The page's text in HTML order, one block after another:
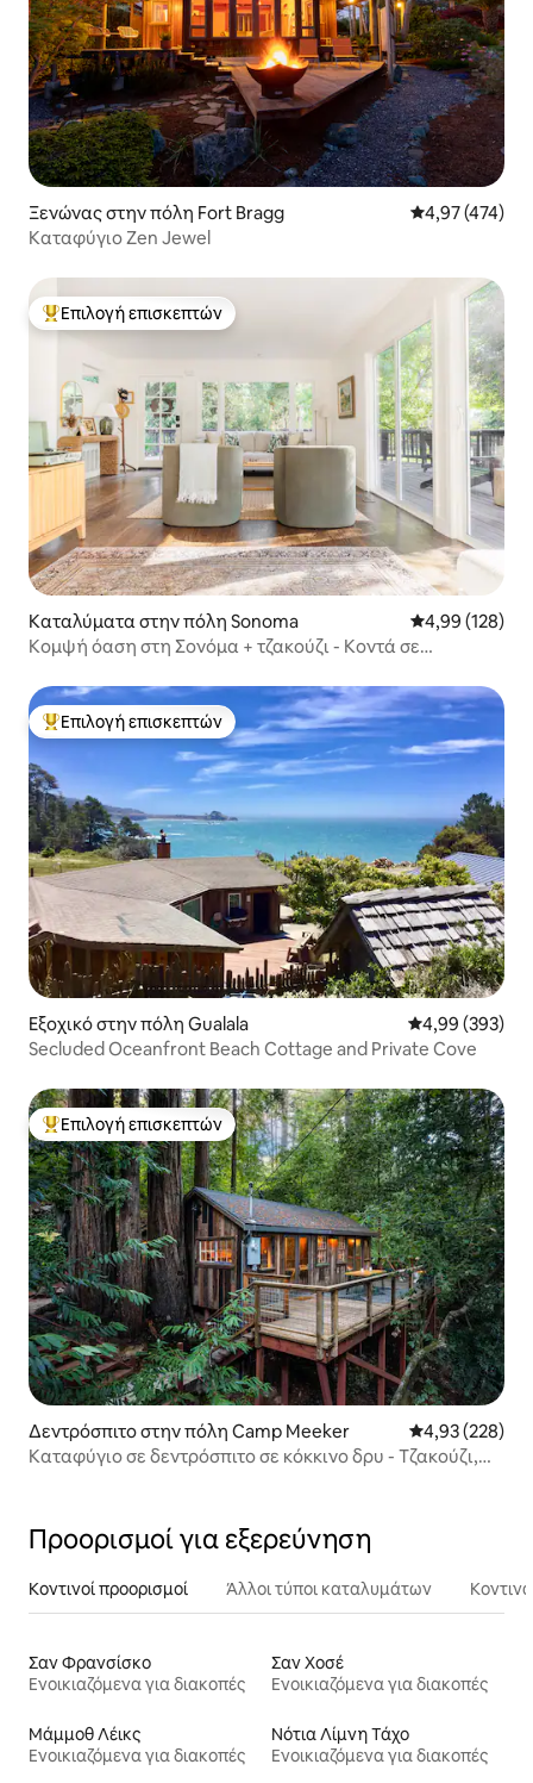
Ξενώνας στην πόλη Fort Bragg Μέση
4,97 (474)
Καταφύγιο Zen Jewel
Κορυφαία επιλογή επισκεπτών
Επιλογή επισκεπτών
Καταλύματα στην πόλη Sonoma Μέση
4,99 (128)
Κομψή όαση στη Σονόμα + τζακούζι - Κοντά σε
Κορυφαία επιλογή επισκεπτών
Επιλογή επισκεπτών
Εξοχικό στην πόλη Gualala Μέση
4,99 (393)
Secluded Oceanfront Beach Cottage and Private Cove
Κορυφαία επιλογή επισκεπτών
Επιλογή επισκεπτών
Δεντρόσπιτο στην πόλη Camp Meeker Μέση
4,93 (228)
Καταφύγιο σε δεντρόσπιτο σε κόκκινο δρυ - Τζακούζι,
Προορισμοί για εξερεύνηση
Κοντινοί προορισμοί Άλλοι τύποι καταλυμάτων
Σαν Φρανσίσκο
Ενοικιαζόμενα για διακοπές
Σαν Χοσέ
Ενοικιαζόμενα για διακοπές
Μάμμοθ Λέικς
Ενοικιαζόμενα για διακοπές
Νότια Λίμνη Τάχο
Ενοικιαζόμενα για διακοπές